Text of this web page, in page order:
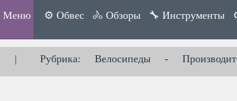
Меню ⚙ Обвес 🚴 Обзоры 🔧 Инструменты
| Рубрика: Велосипеды -